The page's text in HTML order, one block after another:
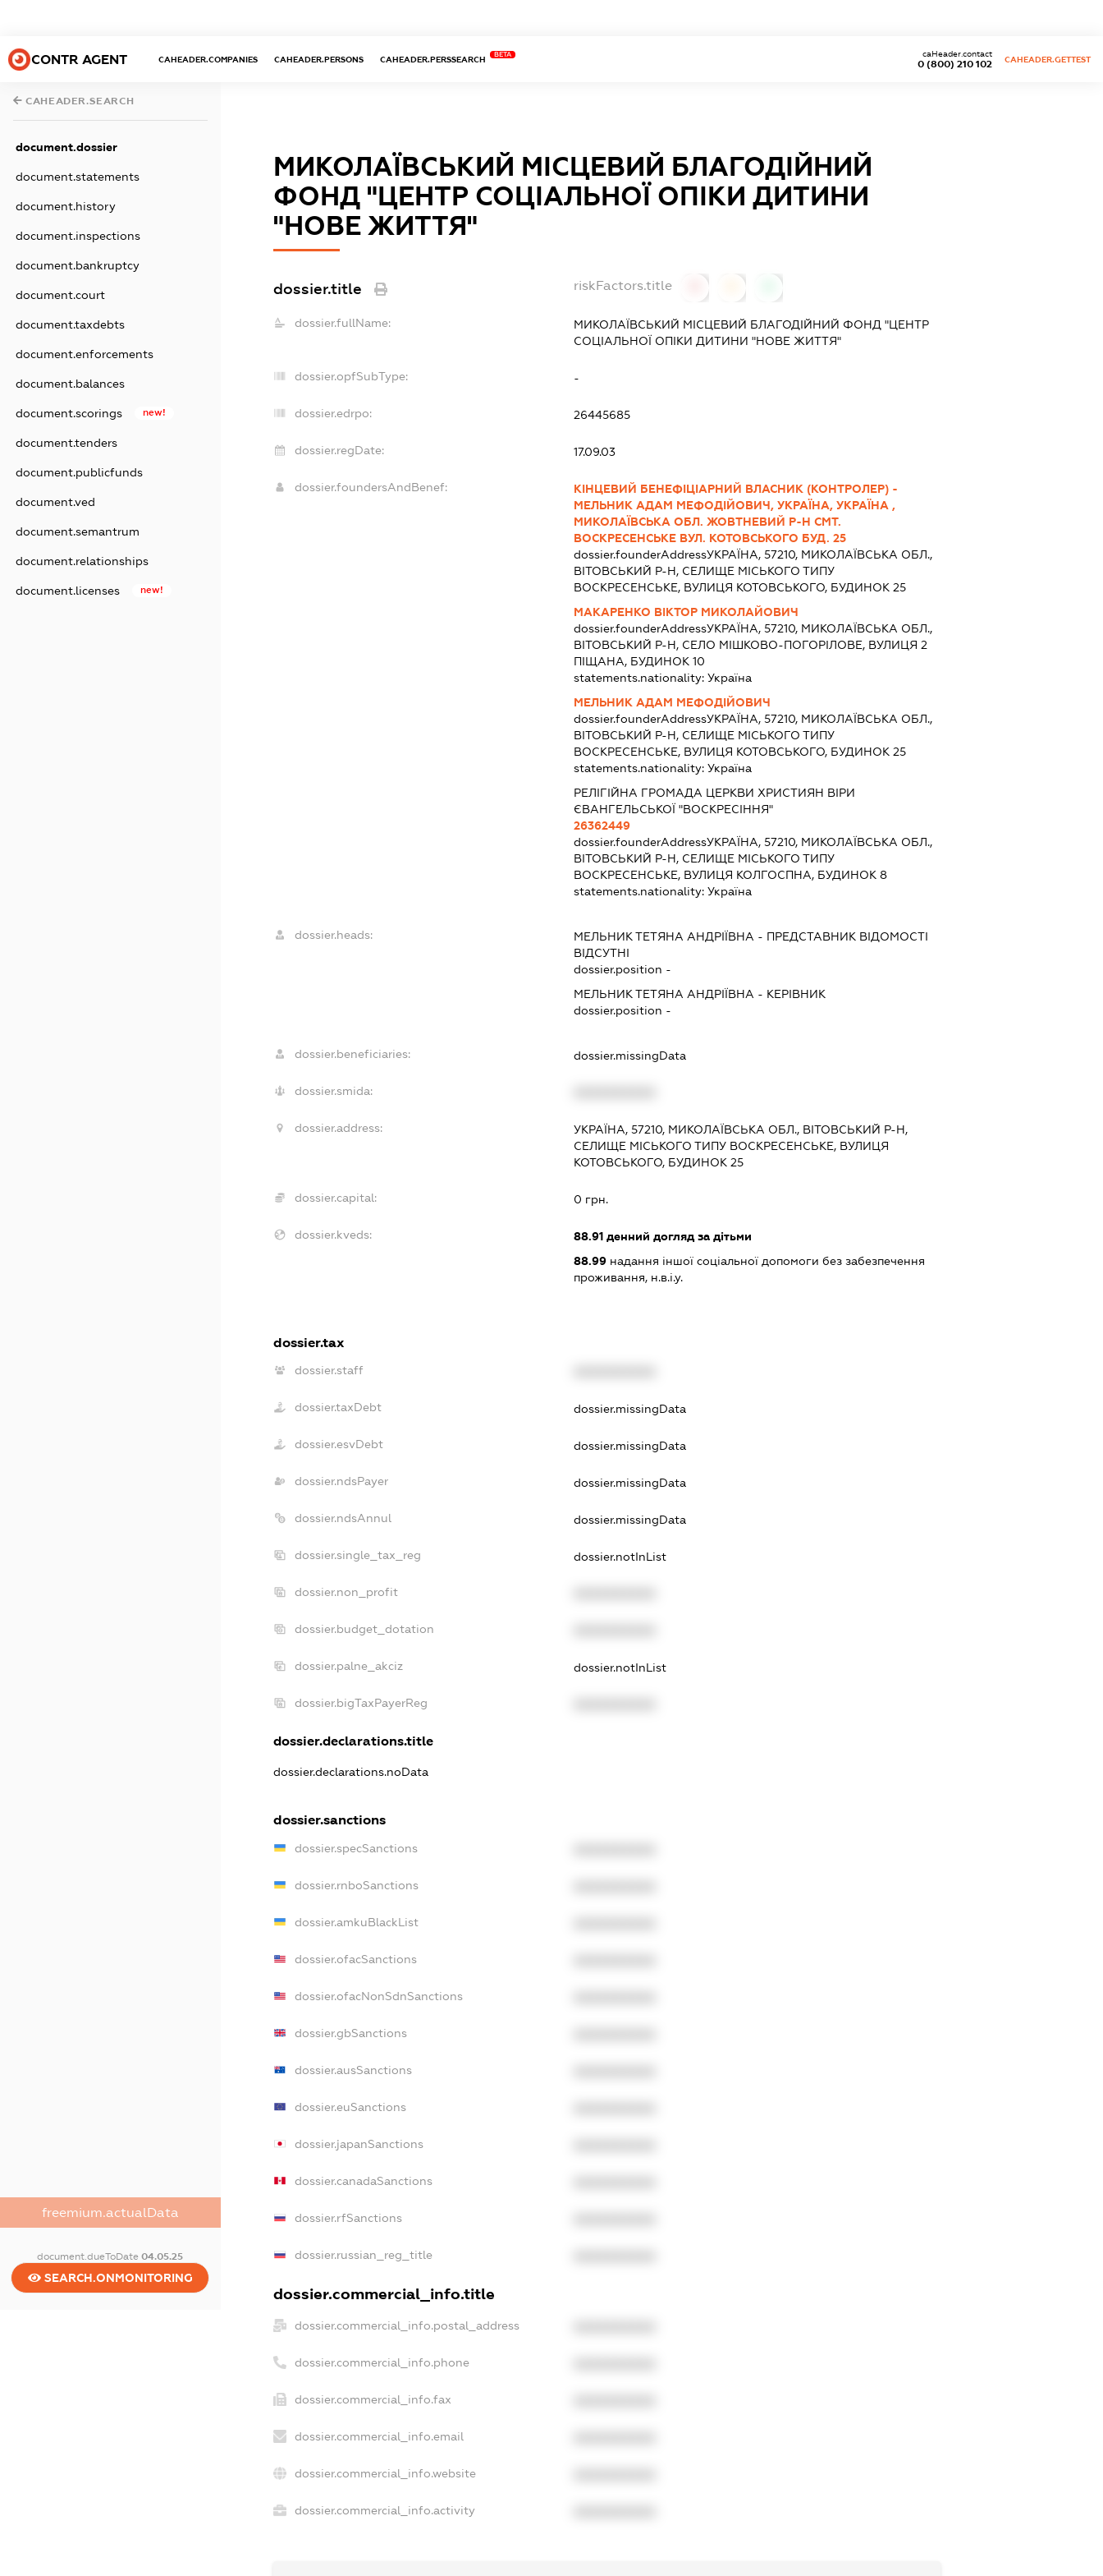
CONTR AGENT CAHEADER.COMPANIES CAHEADER.PERSONS CAHEADER.PERSSEARCH
BETA
0 (800) 210 102
caHeader.contact
CAHEADER.GETTEST
CAHEADER.SEARCH
document.dossier
document.statements
document.history
document.inspections
document.bankruptcy
document.court
document.taxdebts
document.enforcements
document.balances
document.scorings new!
document.tenders
document.publicfunds
document.ved
document.semantrum
document.relationships
document.licenses new!
freemium.actualData
document.dueToDate04.05.25
SEARCH.ONMONITORING
МИКОЛАЇВСЬКИЙ МІСЦЕВИЙ БЛАГОДІЙНИЙ
ФОНД "ЦЕНТР СОЦІАЛЬНОЇ ОПІКИ ДИТИНИ
"НОВЕ ЖИТТЯ"
dossier.title riskFactors.title
dossier.fullName:
МИКОЛАЇВСЬКИЙ МІСЦЕВИЙ БЛАГОДІЙНИЙ ФОНД "ЦЕНТР
СОЦІАЛЬНОЇ ОПІКИ ДИТИНИ "НОВЕ ЖИТТЯ"
dossier.opfSubType: -
dossier.edrpo: 26445685
dossier.regDate: 17.09.03
dossier.foundersAndBenef:
КІНЦЕВИЙ БЕНЕФІЦІАРНИЙ ВЛАСНИК (КОНТРОЛЕР) -
МЕЛЬНИК АДАМ МЕФОДІЙОВИЧ, УКРАЇНА, УКРАЇНА ,
МИКОЛАЇВСЬКА ОБЛ. ЖОВТНЕВИЙ Р-Н СМТ.
ВОСКРЕСЕНСЬКЕ ВУЛ. КОТОВСЬКОГО БУД. 25
dossier.founderAddressУКРАЇНА, 57210, МИКОЛАЇВСЬКА ОБЛ.,
ВІТОВСЬКИЙ Р-Н, СЕЛИЩЕ МІСЬКОГО ТИПУ
ВОСКРЕСЕНСЬКЕ, ВУЛИЦЯ КОТОВСЬКОГО, БУДИНОК 25
МАКАРЕНКО ВІКТОР МИКОЛАЙОВИЧ
dossier.founderAddressУКРАЇНА, 57210, МИКОЛАЇВСЬКА ОБЛ.,
ВІТОВСЬКИЙ Р-Н, СЕЛО МІШКОВО-ПОГОРІЛОВЕ, ВУЛИЦЯ 2
ПІЩАНА, БУДИНОК 10
statements.nationality: Україна
МЕЛЬНИК АДАМ МЕФОДІЙОВИЧ
dossier.founderAddressУКРАЇНА, 57210, МИКОЛАЇВСЬКА ОБЛ.,
ВІТОВСЬКИЙ Р-Н, СЕЛИЩЕ МІСЬКОГО ТИПУ
ВОСКРЕСЕНСЬКЕ, ВУЛИЦЯ КОТОВСЬКОГО, БУДИНОК 25
statements.nationality: Україна
РЕЛІГІЙНА ГРОМАДА ЦЕРКВИ ХРИСТИЯН ВІРИ
ЄВАНГЕЛЬСЬКОЇ "ВОСКРЕСІННЯ"
26362449
dossier.founderAddressУКРАЇНА, 57210, МИКОЛАЇВСЬКА ОБЛ.,
ВІТОВСЬКИЙ Р-Н, СЕЛИЩЕ МІСЬКОГО ТИПУ
ВОСКРЕСЕНСЬКЕ, ВУЛИЦЯ КОЛГОСПНА, БУДИНОК 8
statements.nationality: Україна
dossier.heads: МЕЛЬНИК ТЕТЯНА АНДРІЇВНА - ПРЕДСТАВНИК ВІДОМОСТІ
ВІДСУТНІ
dossier.position -
МЕЛЬНИК ТЕТЯНА АНДРІЇВНА - КЕРІВНИК
dossier.position -
dossier.beneficiaries: dossier.missingData
dossier.smida:
dossier.address:
УКРАЇНА, 57210, МИКОЛАЇВСЬКА ОБЛ., ВІТОВСЬКИЙ Р-Н,
СЕЛИЩЕ МІСЬКОГО ТИПУ ВОСКРЕСЕНСЬКЕ, ВУЛИЦЯ
КОТОВСЬКОГО, БУДИНОК 25
dossier.capital: 0 грн.
dossier.kveds: 88.91денний догляд за дітьми
88.99надання іншої соціальної допомоги без забезпечення
проживання, н.в.і.у.
dossier.tax
dossier.staff
dossier.taxDebt dossier.missingData
dossier.esvDebt dossier.missingData
dossier.ndsPayer dossier.missingData
dossier.ndsAnnul dossier.missingData
dossier.single_tax_reg dossier.notInList
dossier.non_profit
dossier.budget_dotation
dossier.palne_akciz dossier.notInList
dossier.bigTaxPayerReg
dossier.declarations.title
dossier.declarations.noData
dossier.sanctions
dossier.specSanctions
dossier.rnboSanctions
dossier.amkuBlackList
dossier.ofacSanctions
dossier.ofacNonSdnSanctions
dossier.gbSanctions
dossier.ausSanctions
dossier.euSanctions
dossier.japanSanctions
dossier.canadaSanctions
dossier.rfSanctions
dossier.russian_reg_title
dossier.commercial_info.title
dossier.commercial_info.postal_address
dossier.commercial_info.phone
dossier.commercial_info.fax
dossier.commercial_info.email
dossier.commercial_info.website
dossier.commercial_info.activity